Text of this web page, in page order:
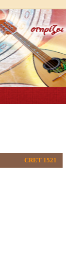
CRET 1521